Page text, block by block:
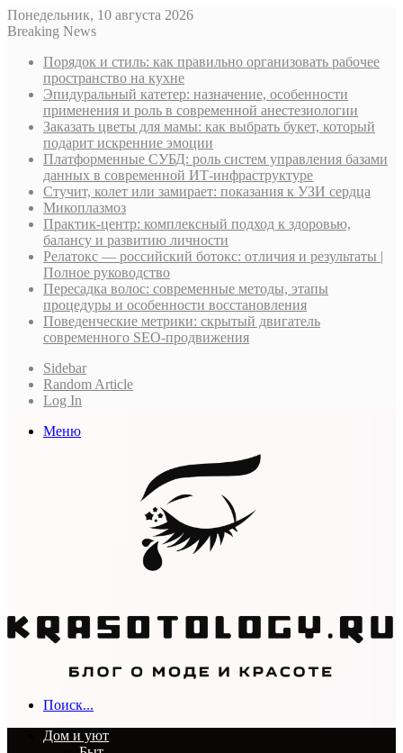
Понедельник, 10 августа 2026
Breaking News
Порядок и стиль: как правильно организовать рабочее
пространство на кухне
Эпидуральный катетер: назначение, особенности
применения и роль в современной анестезиологии
Заказать цветы для мамы: как выбрать букет, который
подарит искренние эмоции
Платформенные СУБД: роль систем управления базами
данных в современной ИТ-инфраструктуре
Стучит, колет или замирает: показания к УЗИ сердца
Микоплазмоз
Практик-центр: комплексный подход к здоровью,
балансу и развитию личности
Релатокс — российский ботокс: отличия и результаты |
Полное руководство
Пересадка волос: современные методы, этапы
процедуры и особенности восстановления
Поведенческие метрики: скрытый двигатель
современного SEO-продвижения
Sidebar
Random Article
Log In
Меню
Поиск...
Дом и уют